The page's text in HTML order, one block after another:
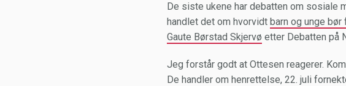
De siste ukene har debatten om sosiale
handlet det om hvorvidt barn og unge
Gaute Børstad Skjervø etter Debatten på
Jeg forstår godt at Ottesen reagerer.
De handler om henrettelse, 22. juli